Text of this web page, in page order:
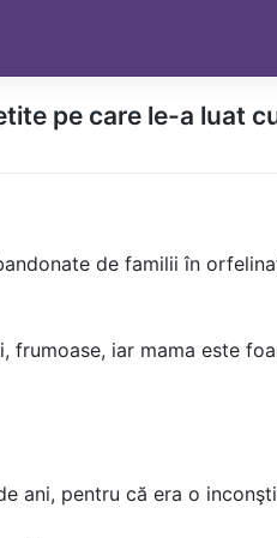
pe care le-a luat
de familii în
frumoase, iar mama este
ani, pentru că era o